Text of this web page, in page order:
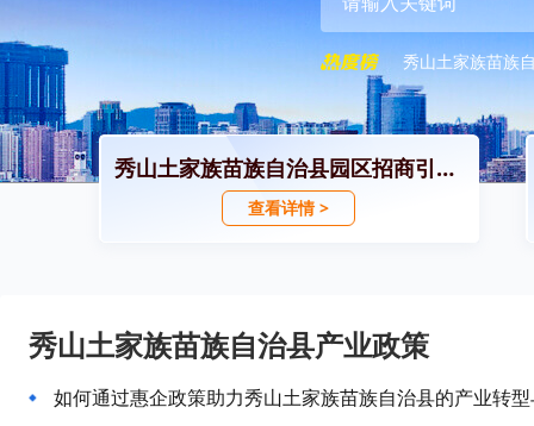
秀山土家族苗族
秀山土家族苗族自治县园区招商引资政策
查看详情 >
秀山土家族苗族自治县产业政策
如何通过惠企政策助力秀山土家族苗族自治县的产业转